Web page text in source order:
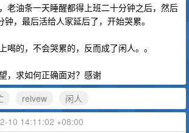
老油条一天睡醒都得上班二十分钟之后，然后
，最后活给人家延后了，开始哭累。
喝的，不会哭累的，反而成了闲人。。
，求如何正确面对？感谢
reivew
闲人
10 14:11:02 +08:00